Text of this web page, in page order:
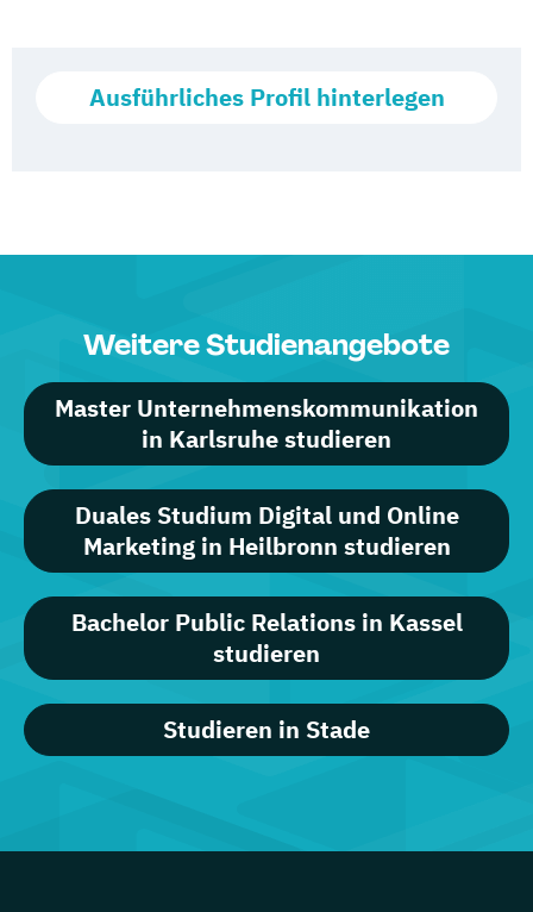
Ausführliches Profil hinterlegen
Weitere Studienangebote
Master Unternehmenskommunikation
in Karlsruhe studieren
Duales Studium Digital und Online
Marketing in Heilbronn studieren
Bachelor Public Relations in Kassel
studieren
Studieren in Stade